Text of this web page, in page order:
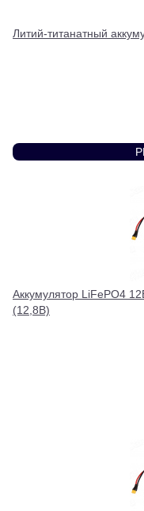
Литий-титанатный
Аккумулятор LiFePO4
(12,8В)